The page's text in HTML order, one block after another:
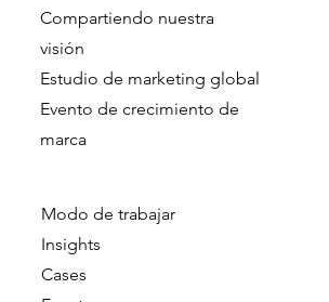
Compartiendo nuestra
visión
Estudio de marketing global
Evento de crecimiento de
marca​​
Modo de trabajar
Insights
Cases